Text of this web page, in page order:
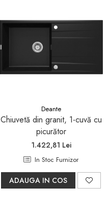
Deante
Chiuvetă din granit, 1-cuvă cu
picurător
1.422,81 Lei
In Stoc Furnizor
ADAUGA IN COS